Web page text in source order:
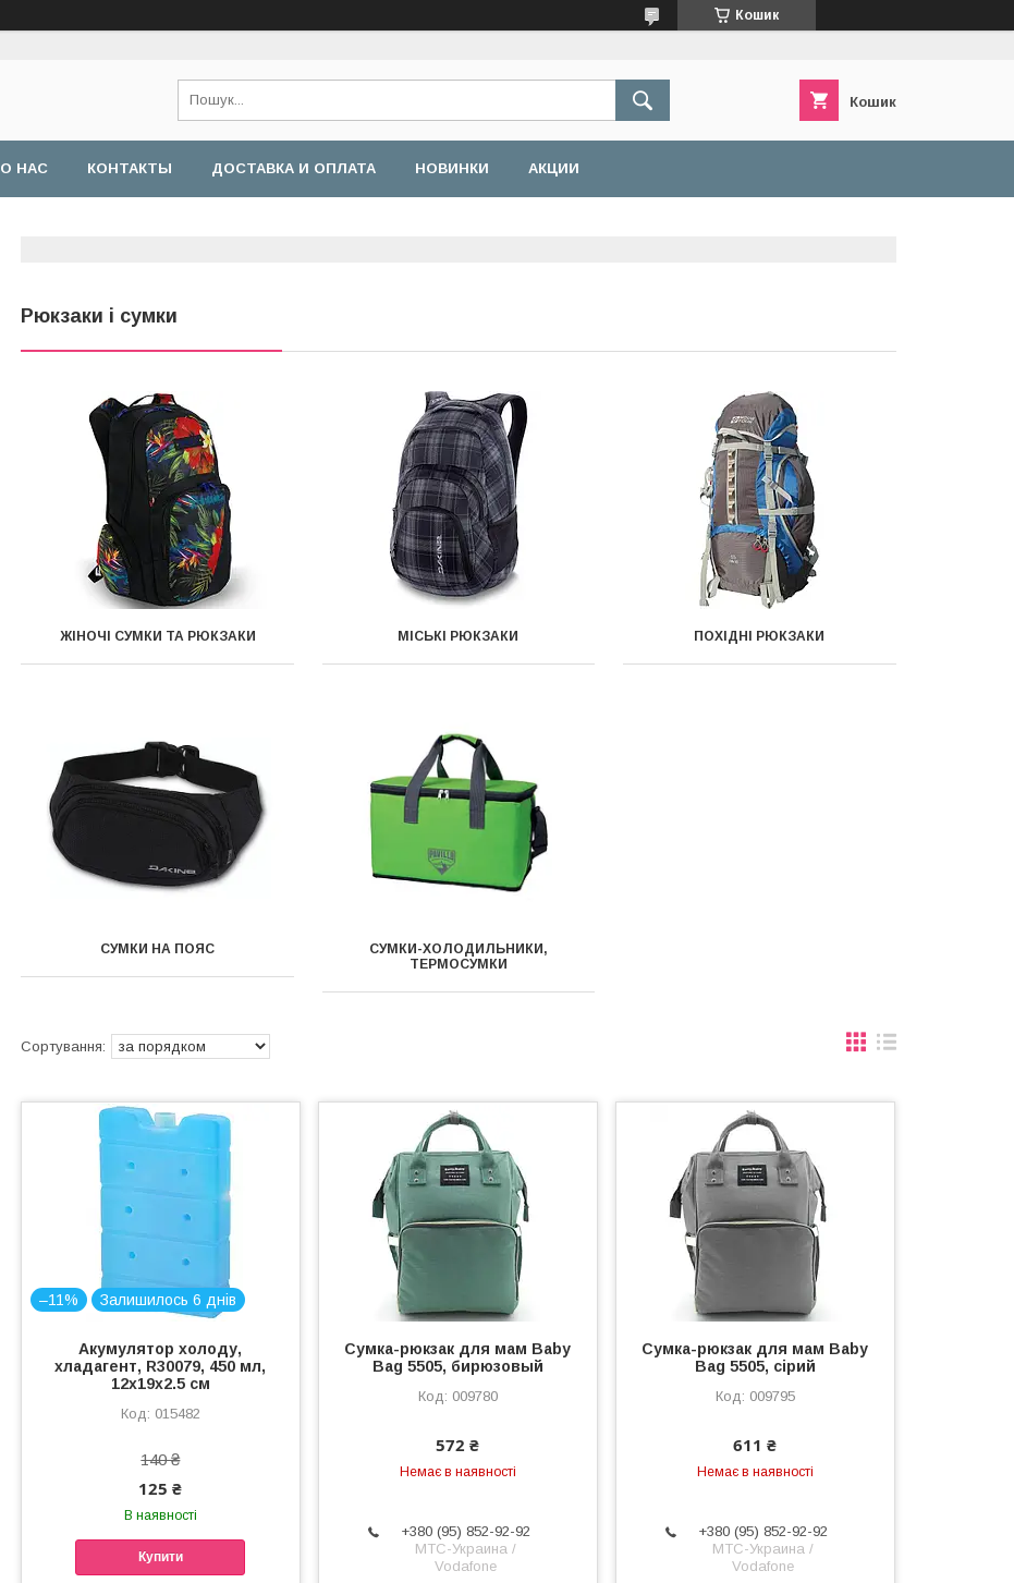
Кошик
Кошик
О НАС КОНТАКТЫ ДОСТАВКА И ОПЛАТА НОВИНКИ АКЦИИ
Рюкзаки і сумки
ЖІНОЧІ СУМКИ ТА РЮКЗАКИ МІСЬКІ РЮКЗАКИ ПОХІДНІ РЮКЗАКИ
СУМКИ НА ПОЯС
СУМКИ-ХОЛОДИЛЬНИКИ,
ТЕРМОСУМКИ
–11% Залишилось 6 днів
Акумулятор холоду,
хладагент, R30079, 450 мл,
12х19х2.5 см
015482
140 ₴
125 ₴
В наявності
Купити
Сумка-рюкзак для мам Baby
Bag 5505, бирюзовый
009780
572 ₴
Немає в наявності
+380 (95) 852-92-92
МТС-Украина /
Vodafone
Сумка-рюкзак для мам Baby
Bag 5505, сірий
009795
611 ₴
Немає в наявності
+380 (95) 852-92-92
МТС-Украина /
Vodafone